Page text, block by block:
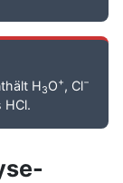
H3O+, Cl−
HCl.